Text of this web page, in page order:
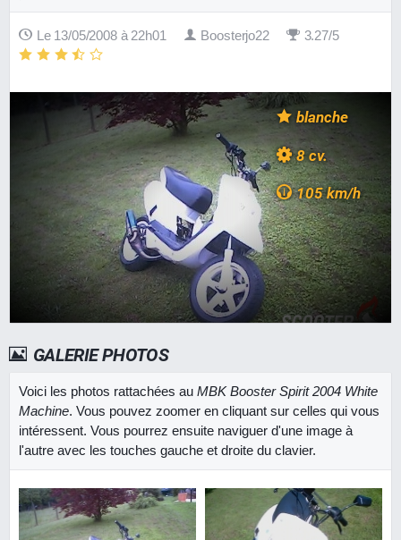
Le 13/05/2008 à 22h01 Boosterjo22 3.27/5
blanche
8 cv.
105 km/h
GALERIE PHOTOS
Voici les photos rattachées au MBK Booster Spirit 2004 White
Machine. Vous pouvez zoomer en cliquant sur celles qui vous
intéressent. Vous pourrez ensuite naviguer d'une image à
l'autre avec les touches gauche et droite du clavier.